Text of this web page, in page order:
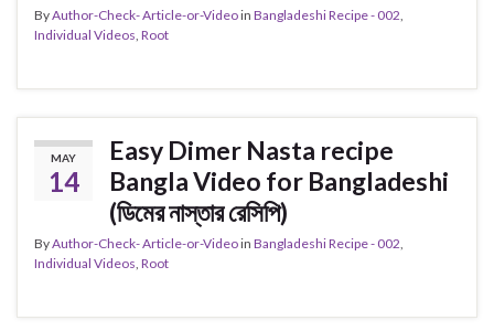
ByAuthor-Check- Article-or-Videoin Bangladeshi Recipe - 002
Individual Videos Root
MAY
14
Easy Dimer Nasta recipe
Bangla Video for Bangladeshi
(ডিমের নাস্তার রেসিপি)
ByAuthor-Check- Article-or-Videoin Bangladeshi Recipe - 002
Individual Videos Root